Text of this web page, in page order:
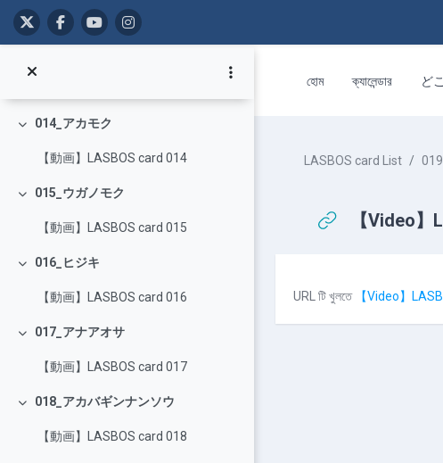
হোম ক্যালেন্ডার ど
【動画】LASBOS card 012
Collapse
014_アカモク
【動画】LASBOS card 014
Collapse
015_ウガノモク
【動画】LASBOS card 015
Collapse
016_ヒジキ
【動画】LASBOS card 016
Collapse
017_アナアオサ
【動画】LASBOS card 017
Collapse
018_アカバギンナンソウ
【動画】LASBOS card 018
LASBOS card List
【Video
URL টি খুলতে
【Video】